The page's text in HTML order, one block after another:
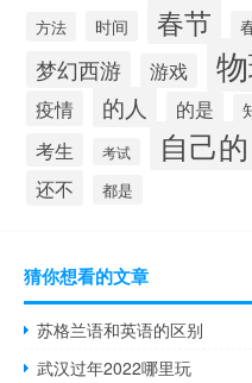
方法
时间 春节
梦幻西游 游戏
疫情 的人 的是
考生 考试 自己的
还不 都是
猜你想看的文章
苏格兰语和英语的区别
武汉过年2022哪里玩